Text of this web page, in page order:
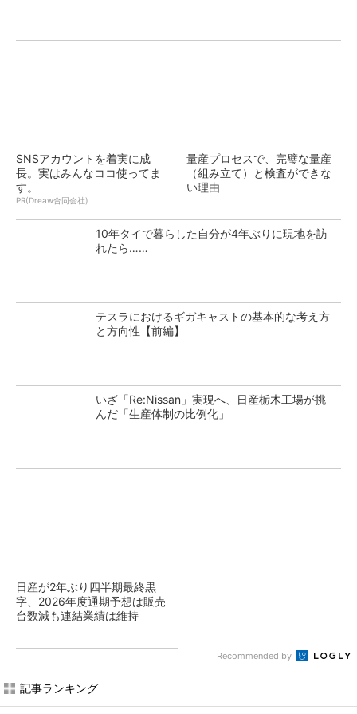
SNSアカウントを着実に成
長。実はみんなココ使ってま
す。
PR(Dreaw合同会社)
量産プロセスで、完璧な量産
（組み立て）と検査ができな
い理由
10年タイで暮らした自分が4年ぶりに現地を訪
れたら……
テスラにおけるギガキャストの基本的な考え方
と方向性【前編】
いざ「Re:Nissan」実現へ、日産栃木工場が挑
んだ「生産体制の比例化」
日産が2年ぶり四半期最終黒
字、2026年度通期予想は販売
台数減も連結業績は維持
Recommended by
記事ランキング